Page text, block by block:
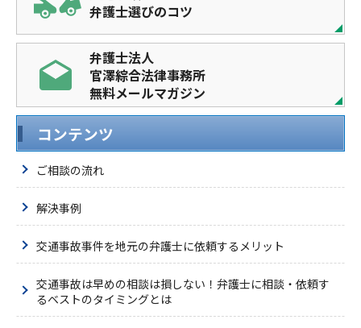
弁護士選びのコツ
弁護士法人
官澤綜合法律事務所
無料メールマガジン
コンテンツ
ご相談の流れ
解決事例
交通事故事件を地元の弁護士に依頼するメリット
交通事故は早めの相談は損しない！弁護士に相談・依頼す
るベストのタイミングとは